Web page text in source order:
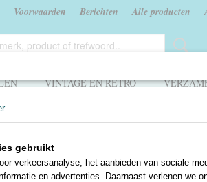
Voorwaarden Berichten Alle producten
VINTAGE EN RETRO
and Antiques / Kunst
gebruikt
verkeersanalyse, het aanbieden van sociale
en advertenties. Daarnaast verlenen we